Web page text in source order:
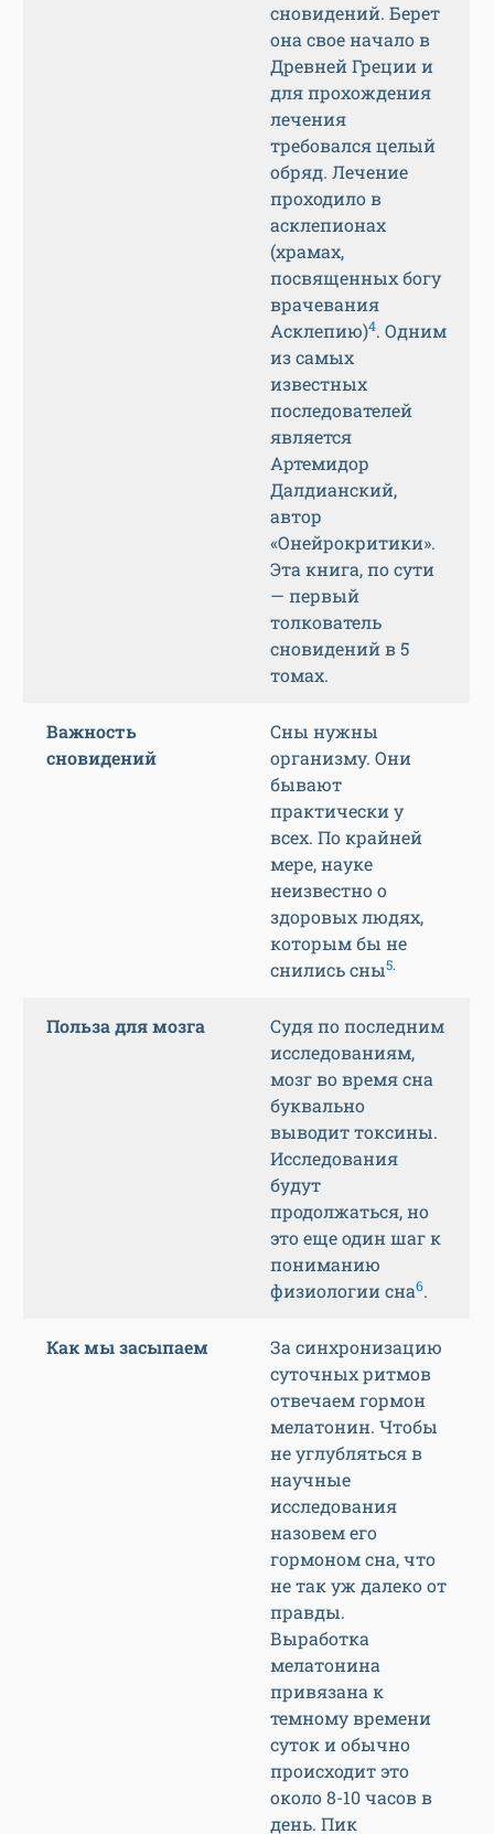
сновидений. Берет
она свое начало в
Древней Греции и
для прохождения
лечения
требовался целый
обряд. Лечение
проходило в
асклепионах
(храмах,
посвященных богу
врачевания
Асклепию)4. Одним
из самых
известных
последователей
является
Артемидор
Далдианский,
автор
«Онейрокритики».
Эта книга, по сути
— первый
толкователь
сновидений в 5
томах.
Важность
сновидений
Сны нужны
организму. Они
бывают
практически у
всех. По крайней
мере, науке
неизвестно о
здоровых людях,
которым бы не
снились сны5.
Польза для мозга
Судя по последним
исследованиям,
мозг во время сна
буквально
выводит токсины.
Исследования
будут
продолжаться, но
это еще один шаг к
пониманию
физиологии сна6.
Как мы засыпаем
За синхронизацию
суточных ритмов
отвечаем гормон
мелатонин. Чтобы
не углубляться в
научные
исследования
назовем его
гормоном сна, что
не так уж далеко от
правды.
Выработка
мелатонина
привязана к
темному времени
суток и обычно
происходит это
около 8-10 часов в
день. Пик